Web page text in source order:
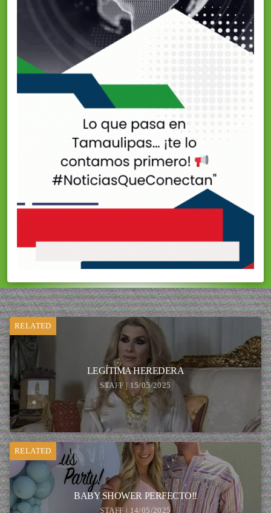
RELATED
LEGÍTIMA HEREDERA
STAFF | 15/05/2025
RELATED
BABY SHOWER PERFECTO!!
STAFF | 14/05/2025